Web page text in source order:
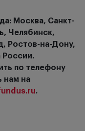
Москва, Санкт-
Челябинск,
Ростов-на-Дону,
России.
по телефону
нам на
.